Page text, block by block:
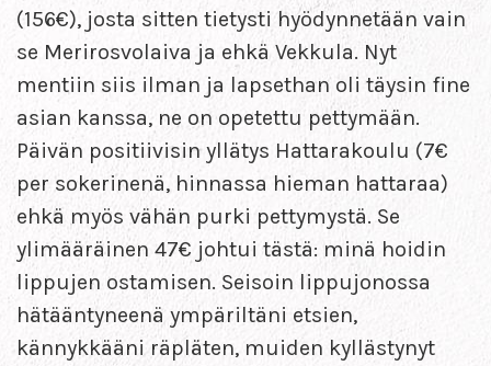
(156€), josta sitten tietysti hyödynnetään vain
se Merirosvolaiva ja ehkä Vekkula. Nyt
mentiin siis ilman ja lapsethan oli täysin fine
asian kanssa, ne on opetettu pettymään.
Päivän positiivisin yllätys Hattarakoulu (7€
per sokerinenä, hinnassa hieman hattaraa)
ehkä myös vähän purki pettymystä. Se
ylimääräinen 47€ johtui tästä: minä hoidin
lippujen ostamisen. Seisoin lippujonossa
hätääntyneenä ympäriltäni etsien,
kännykkääni räpläten, muiden kyllästynyt